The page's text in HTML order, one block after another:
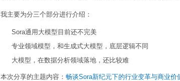
我主要为分三个部分进行介绍：
Sora通用大模型目前还不完美
专业领域模型，和生成式大模型，底层逻辑不同
大模型，在数据分析领域落地，还比较难
本次分享的主题内容： 畅谈Sora新纪元下的行业变革与商业价